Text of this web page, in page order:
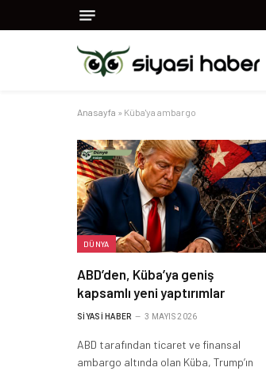
Anasayfa » Küba'ya ambargo
DÜNYA
ABD’den, Küba’ya geniş
kapsamlı yeni yaptırımlar
SIYASI HABER 3 MAYIS 2026
ABD tarafından ticaret ve finansal
ambargo altında olan Küba, Trump’ın